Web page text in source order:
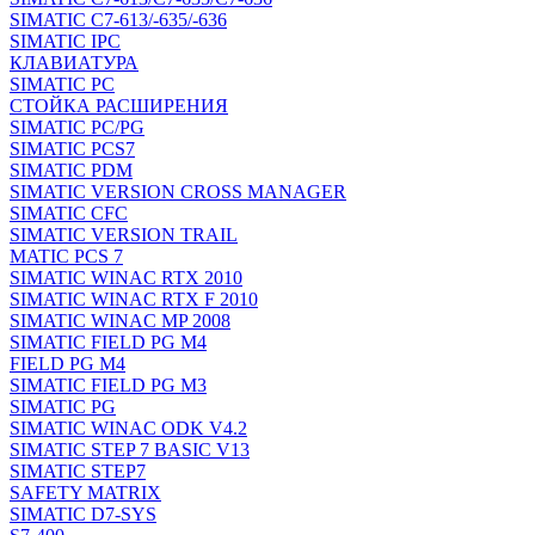
SIMATIC C7-613/-635/-636
SIMATIC IPC
КЛАВИАТУРА
SIMATIC PC
СТОЙКА РАСШИРЕНИЯ
SIMATIC PC/PG
SIMATIC PCS7
SIMATIC PDM
SIMATIC VERSION CROSS MANAGER
SIMATIC CFC
SIMATIC VERSION TRAIL
MATIC PCS 7
SIMATIC WINAC RTX 2010
SIMATIC WINAC RTX F 2010
SIMATIC WINAC MP 2008
SIMATIC FIELD PG M4
FIELD PG M4
SIMATIC FIELD PG M3
SIMATIC PG
SIMATIC WINAC ODK V4.2
SIMATIC STEP 7 BASIC V13
SIMATIC STEP7
SAFETY MATRIX
SIMATIC D7-SYS